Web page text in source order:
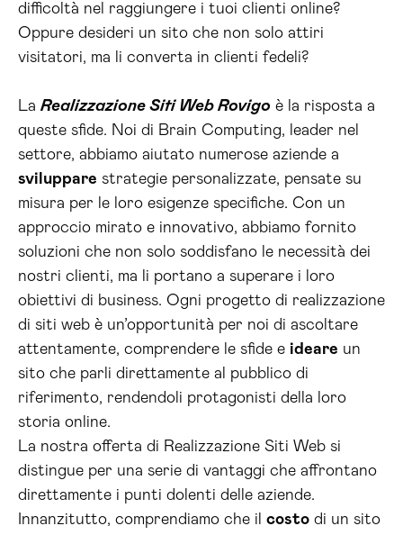
difficoltà nel raggiungere i tuoi clienti online?
Oppure desideri un sito che non solo attiri
visitatori, ma li converta in clienti fedeli?
La Realizzazione Siti Web Rovigo è la risposta a
queste sfide. Noi di Brain Computing, leader nel
settore, abbiamo aiutato numerose aziende a
sviluppare strategie personalizzate, pensate su
misura per le loro esigenze specifiche. Con un
approccio mirato e innovativo, abbiamo fornito
soluzioni che non solo soddisfano le necessità dei
nostri clienti, ma li portano a superare i loro
obiettivi di business. Ogni progetto di realizzazione
di siti web è un’opportunità per noi di ascoltare
attentamente, comprendere le sfide e ideare un
sito che parli direttamente al pubblico di
riferimento, rendendoli protagonisti della loro
storia online.
La nostra offerta di Realizzazione Siti Web si
distingue per una serie di vantaggi che affrontano
direttamente i punti dolenti delle aziende.
Innanzitutto, comprendiamo che il costo di un sito